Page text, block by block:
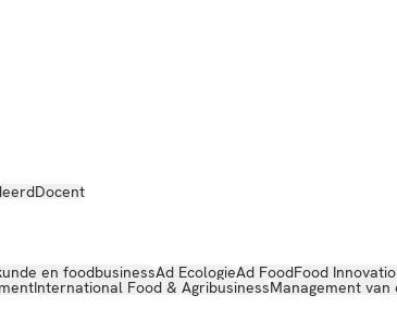
Docent
en foodbusinessAd EcologieAd FoodFood
International Food & AgribusinessManagement van